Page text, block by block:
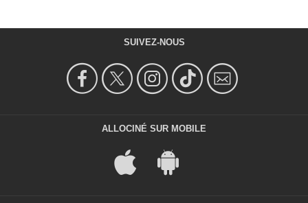
SUIVEZ-NOUS
ALLOCINÉ SUR MOBILE